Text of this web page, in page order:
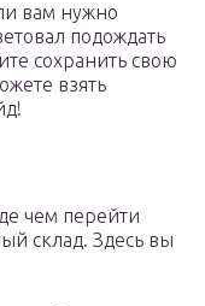
вам нужно
подождать
сохранить свою
взять
чем перейти
склад. Здесь вы